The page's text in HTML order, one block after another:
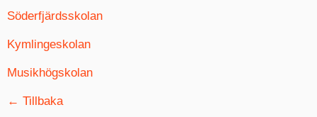
Söderfjärdsskolan
Kymlingeskolan
Musikhögskolan
← Tillbaka